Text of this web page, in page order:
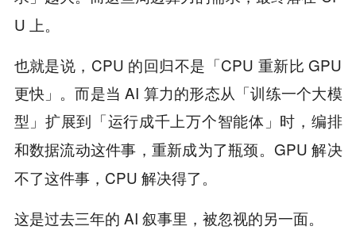
U 上。
也就是说，CPU 的回归不是「CPU 重新比 GPU
更快」。而是当 AI 算力的形态从「训练一个大模
型」扩展到「运行成千上万个智能体」时， 编排
和数据流动这件事，重新成为了瓶颈。GPU 解决
不了这件事，CPU 解决得了。
这是过去三年的 AI 叙事里，被忽视的另一面。